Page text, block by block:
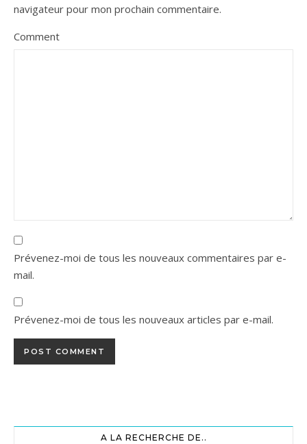
navigateur pour mon prochain commentaire.
Comment
Prévenez-moi de tous les nouveaux commentaires par e-
mail.
Prévenez-moi de tous les nouveaux articles par e-mail.
A LA RECHERCHE DE..